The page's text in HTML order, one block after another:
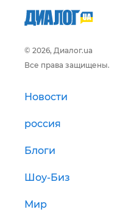
© 2026, Диалог.ua
Все права защищены.
Новости
россия
Блоги
Шоу-Биз
Мир